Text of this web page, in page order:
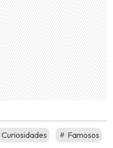
Curiosidades Famosos